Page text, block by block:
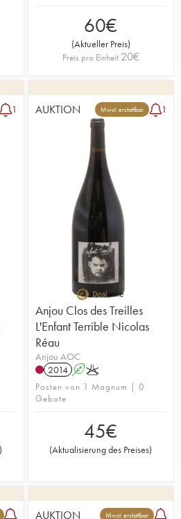
60€
(Aktueller Preis)
Preis pro Einheit 20€
1 AUKTION Mwst. erstattbar 1
Anjou Clos des Treilles
L'Enfant Terrible Nicolas
Réau
Anjou AOC
2014 AK
Posten von 1 Magnum | 0
Gebote
45€
(Aktualisierung des Preises)
AUKTION Mwst. erstattbar